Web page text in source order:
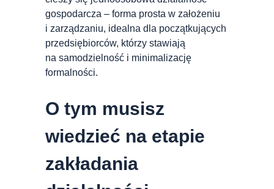
gospodarcza – forma prosta w założeniu
i zarządzaniu, idealna dla początkujących
przedsiębiorców, którzy stawiają
na samodzielność i minimalizację
formalności.
O tym musisz
wiedzieć na etapie
zakładania